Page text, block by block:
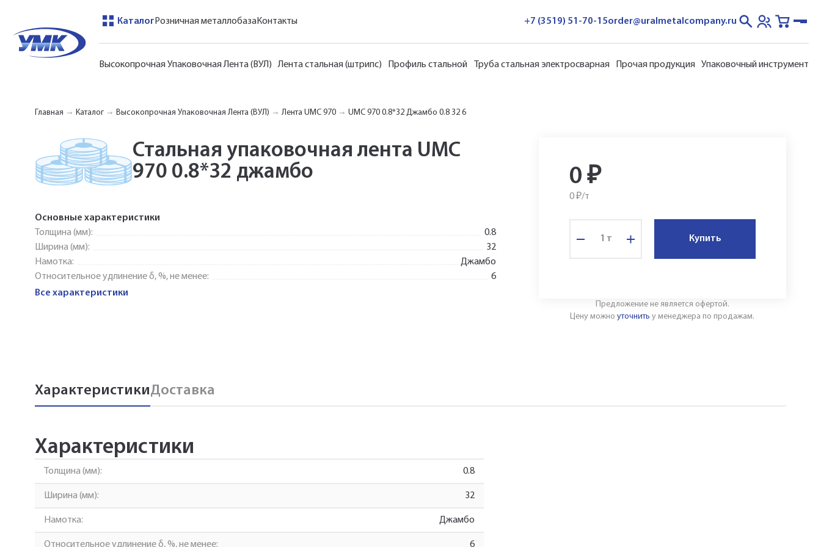
Каталог Розничная металлобазаКонтакты +7 (3519) 51-70-15order@uralmetalcompany.ru
Высокопрочная Упаковочная Лента (ВУЛ) Лента стальная (штрипс) Профиль стальной Труба стальная электросварная Прочая продукция Упаковочный инструмент
Главная Каталог Высокопрочная Упаковочная Лента (ВУЛ) Лента UMC 970 UMC 970 0.8*32 Джамбо 0.8 32 6
Стальная упаковочная лента UMC
970 0.8*32 джамбо
Основные характеристики
Толщина (мм):
0.8
Ширина (мм):
32
Намотка:
Джамбо
Относительное удлинение δ, %, не менее:
6
Все характеристики
0 ₽
0 ₽/т
т Купить
Предложение не является офертой.
Цену можноуточнить у менеджера по продажам.
ХарактеристикиДоставка
Характеристики
Толщина (мм): 0.8
Ширина (мм): 32
Намотка: Джамбо
Относительное удлинение δ, %, не менее: 6
его стоимость прямо по телефону.